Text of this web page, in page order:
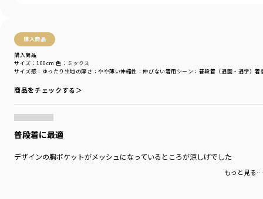
購入商品
購入商品
サイズ感 ：ゆったり 生地の厚さ ：やや薄い伸縮性 ：伸びない着用シーン ：普段着（通園・通学）着
サイズ：100cm 色：ミックス
商品をチェックする＞
普段着に最適
デザインの胸ポケットがメッシュになっているところが涼しげでした
もっと見る…